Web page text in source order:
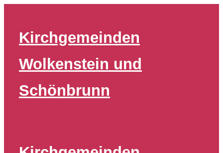
springen
Kirchgemeinden
Wolkenstein und
Schönbrunn